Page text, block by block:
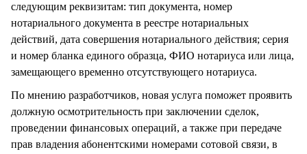
следующим реквизитам: тип документа, номер
нотариального документа в реестре нотариальных
действий, дата совершения нотариального действия; серия
и номер бланка единого образца, ФИО нотариуса или лица,
замещающего временно отсутствующего нотариуса.
По мнению разработчиков, новая услуга поможет проявить
должную осмотрительность при заключении сделок,
проведении финансовых операций, а также при передаче
прав владения абонентскими номерами сотовой связи, в